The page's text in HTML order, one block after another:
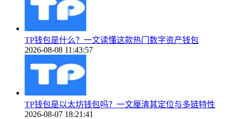
TP钱包是什么？一文读懂这款热门数字资产钱包
2026-08-08 11:43:57
TP钱包是以太坊钱包吗？一文厘清其定位与多链特性
2026-08-07 18:21:41